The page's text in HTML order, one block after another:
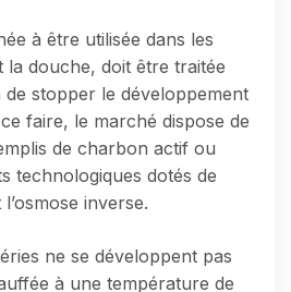
à être utilisée dans les
la douche, doit être traitée
stopper le développement
faire, le marché dispose de
de charbon actif ou
technologiques dotés de
inverse.
ne se développent pas
à une température de